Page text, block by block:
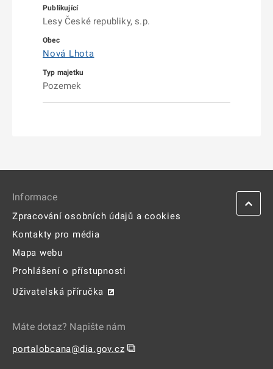
Lesy České republiky, s.p.
Nová Lhota
Pozemek
Informace
Zpracování osobních údajů a cookies
Kontakty pro média
Mapa webu
Prohlášení o přístupnosti
Uživatelská příručka
Máte dotaz? Napište nám
portalobcana@dia.gov.cz ⧉